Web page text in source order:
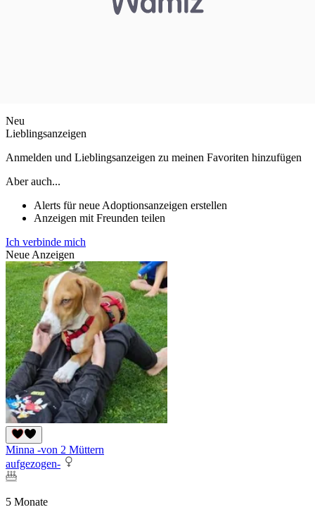
Neu
Lieblingsanzeigen
Anmelden und Lieblingsanzeigen zu meinen Favoriten hinzufügen
Aber auch...
Alerts für neue Adoptionsanzeigen erstellen
Anzeigen mit Freunden teilen
Ich verbinde mich
Neue Anzeigen
Minna -von 2 Müttern
aufgezogen-
5 Monate